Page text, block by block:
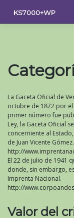
contenido
KS7000+WP
La Gaceta Oficial de
octubre de 1872 por
primer número fue
Ley, la Gaceta Oficial
concerniente al
de Juan Vicente Gómez.
http://
El 22 de julio de 1941
donde, sin embargo,
Imprenta Nacional.
http://
Valor del